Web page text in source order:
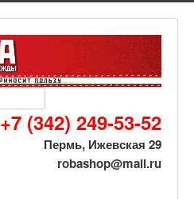
+7 (342) 249-53-52
Пермь, Ижевская 29
robashop@mail.ru